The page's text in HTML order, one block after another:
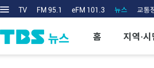
TV FM 95.1 eFM 101.3 뉴스 교통
홈 지역·시